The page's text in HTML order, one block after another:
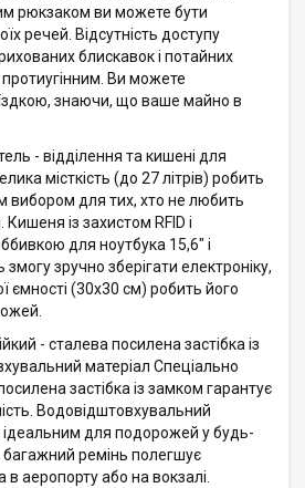
рюкзаком ви можете бути
речей. Відсутність доступу
блискавок і потайних
Ви можете
знаючи, що ваше майно в
- відділення та кишені для
місткість (до 27 літрів) робить
вибором для тих, хто не любить
із захистом RFID і
для ноутбука 15,6" і
зручно зберігати електроніку,
ємності (30x30 см) робить його
- сталева посилена застібка із
матеріал Спеціально
застібка із замком гарантує
Водовідштовхувальний
ідеальним для подорожей у будь-
багажний ремінь полегшує
аеропорту або на вокзалі.